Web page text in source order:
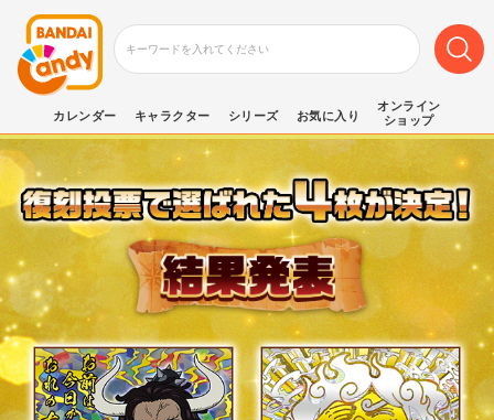
カレンダー キャラクター シリーズ お気に入り
オンライン
ショップ
「にふぉるめワンピ」シリーズ
第15弾発売を記念して
過去収録全シールから
復刻投票を実施！
投票で選ばれた４枚は
「にふぉるめワンピ LOG.15」
に特別仕様で 収録予定！
お気に入りの1枚を選んで、